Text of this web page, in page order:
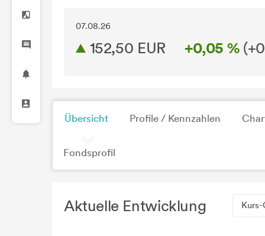
07.08.26
152,50 EUR +0,05 % (
Übersicht Profile / Kennzahlen
Fondsprofil
Aktuelle Entwicklung Kurs-